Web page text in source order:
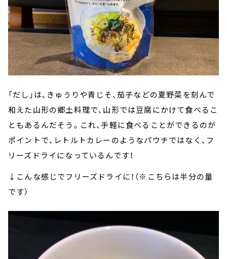
「だし」は、きゅうりや青じそ、茄子などの夏野菜を刻んで
和えた山形の郷土料理で、山形では豆腐にかけて食べるこ
ともあるんだそう。これ、手軽に食べることができるのが
ポイントで、レトルトカレーのようなパウチではなく、フ
リーズドライになっているんです！
↓こんな感じでフリーズドライに！（※こちらは半分の量
です）